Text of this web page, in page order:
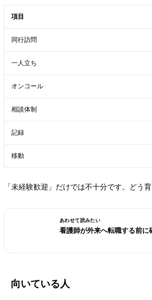
項目
同行訪問
一人立ち
オンコール
相談体制
記録
移動
「未経験歓迎」だけでは不十分です。どう
あわせて読みたい
看護師が外来へ転職する前
向いている人